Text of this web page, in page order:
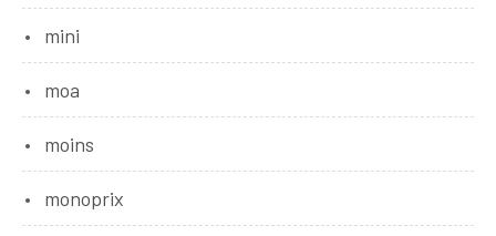
mini
moa
moins
monoprix